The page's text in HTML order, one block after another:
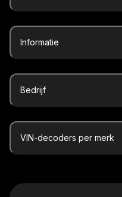
Informatie
Bedrijf
VIN-decoders per merk